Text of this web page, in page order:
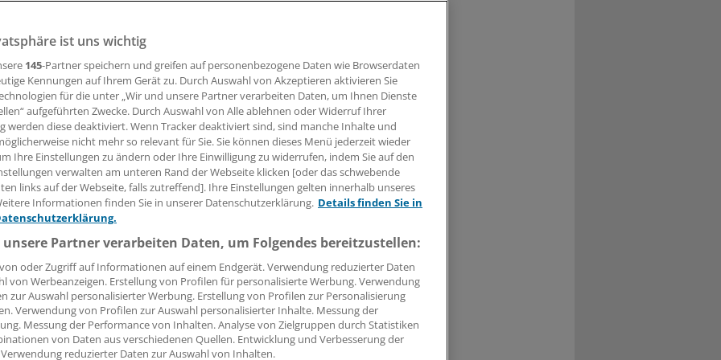
mit Hamburger Krankenkassen eine solidere wirtschaftliche
18:28 Uhr
handelten mit dem Hospiz einen tagesbezogenen Bedarfsatz von
lag dieser bei 279 Euro.
hat eine Laufzeit von zwei Jahren. Die Kassen tragen damit erheblich
der 2003 gegründeten Einrichtung zu sichern.
ist uns wichtig
145-Partner speichern und greifen auf personenbezogene Daten wie Browserdaten
Kennungen auf Ihrem Gerät zu. Durch Auswahl von Akzeptieren aktivieren Sie
für die unter „Wir und unsere Partner verarbeiten Daten, um Ihnen Dienste
aufgeführten Zwecke. Durch Auswahl von Alle ablehnen oder Widerruf Ihrer
werden diese deaktiviert. Wenn Tracker deaktiviert sind, sind manche Inhalte und
nicht mehr so relevant für Sie. Sie können dieses Menü jederzeit wieder
Ihre Einstellungen zu ändern oder Ihre Einwilligung zu widerrufen, indem Sie auf den
verwalten am unteren Rand der Webseite klicken [oder das schwebende
links auf der Webseite, falls zutreffend]. Ihre Einstellungen gelten innerhalb unseres
Informationen finden Sie in unserer Datenschutzerklärung. Details finden Sie in
Partner verarbeiten Daten, um Folgendes bereitzustellen:
oder Zugriff auf Informationen auf einem Endgerät. Verwendung reduzierter Daten
von Werbeanzeigen. Erstellung von Profilen für personalisierte Werbung. Verwendung
zur Auswahl personalisierter Werbung. Erstellung von Profilen zur Personalisierung
Verwendung von Profilen zur Auswahl personalisierter Inhalte. Messung der
Messung der Performance von Inhalten. Analyse von Zielgruppen durch Statistiken
von Daten aus verschiedenen Quellen. Entwicklung und Verbesserung der
reduzierter Daten zur Auswahl von Inhalten.